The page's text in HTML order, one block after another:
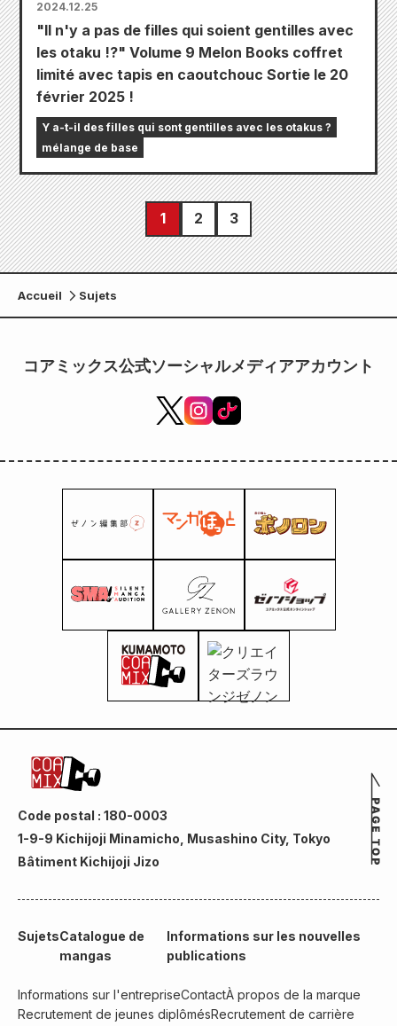
2024.12.25
"Il n'y a pas de filles qui soient gentilles avec
les otaku !?" Volume 9 Melon Books coffret
limité avec tapis en caoutchouc Sortie le 20
février 2025 !
Y a-t-il des filles qui sont gentilles avec les otakus ?
mélange de base
1 2 3
Accueil Sujets
コアミックス公式ソーシャルメディアアカウント
Code postal : 180-0003
1-9-9 Kichijoji Minamicho, Musashino City, Tokyo
Bâtiment Kichijoji Jizo
SujetsCatalogue de
mangas
Informations sur les nouvelles
publications
Informations sur l'entrepriseContactÀ propos de la marque
Recrutement de jeunes diplômésRecrutement de carrière